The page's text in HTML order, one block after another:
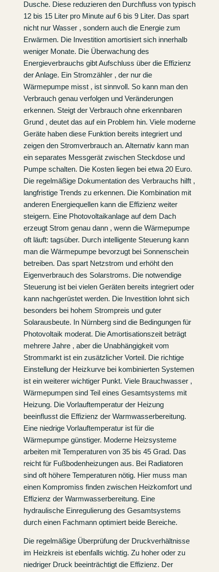
Dusche. Diese reduzieren den Durchfluss von typisch
12 bis 15 Liter pro Minute auf 6 bis 9 Liter. Das spart
nicht nur Wasser , sondern auch die Energie zum
Erwärmen. Die Investition amortisiert sich innerhalb
weniger Monate. Die Überwachung des
Energieverbrauchs gibt Aufschluss über die Effizienz
der Anlage. Ein Stromzähler , der nur die
Wärmepumpe misst , ist sinnvoll. So kann man den
Verbrauch genau verfolgen und Veränderungen
erkennen. Steigt der Verbrauch ohne erkennbaren
Grund , deutet das auf ein Problem hin. Viele moderne
Geräte haben diese Funktion bereits integriert und
zeigen den Stromverbrauch an. Alternativ kann man
ein separates Messgerät zwischen Steckdose und
Pumpe schalten. Die Kosten liegen bei etwa 20 Euro.
Die regelmäßige Dokumentation des Verbrauchs hilft ,
langfristige Trends zu erkennen. Die Kombination mit
anderen Energiequellen kann die Effizienz weiter
steigern. Eine Photovoltaikanlage auf dem Dach
erzeugt Strom genau dann , wenn die Wärmepumpe
oft läuft: tagsüber. Durch intelligente Steuerung kann
man die Wärmepumpe bevorzugt bei Sonnenschein
betreiben. Das spart Netzstrom und erhöht den
Eigenverbrauch des Solarstroms. Die notwendige
Steuerung ist bei vielen Geräten bereits integriert oder
kann nachgerüstet werden. Die Investition lohnt sich
besonders bei hohem Strompreis und guter
Solarausbeute. In Nürnberg sind die Bedingungen für
Photovoltaik moderat. Die Amortisationszeit beträgt
mehrere Jahre , aber die Unabhängigkeit vom
Strommarkt ist ein zusätzlicher Vorteil. Die richtige
Einstellung der Heizkurve bei kombinierten Systemen
ist ein weiterer wichtiger Punkt. Viele Brauchwasser ,
Wärmepumpen sind Teil eines Gesamtsystems mit
Heizung. Die Vorlauftemperatur der Heizung
beeinflusst die Effizienz der Warmwasserbereitung.
Eine niedrige Vorlauftemperatur ist für die
Wärmepumpe günstiger. Moderne Heizsysteme
arbeiten mit Temperaturen von 35 bis 45 Grad. Das
reicht für Fußbodenheizungen aus. Bei Radiatoren
sind oft höhere Temperaturen nötig. Hier muss man
einen Kompromiss finden zwischen Heizkomfort und
Effizienz der Warmwasserbereitung. Eine
hydraulische Einregulierung des Gesamtsystems
durch einen Fachmann optimiert beide Bereiche.
Die regelmäßige Überprüfung der Druckverhältnisse
im Heizkreis ist ebenfalls wichtig. Zu hoher oder zu
niedriger Druck beeinträchtigt die Effizienz. Der